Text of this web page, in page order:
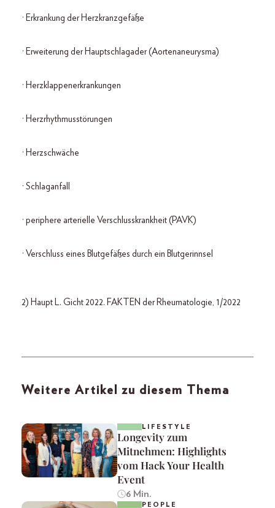
· Erkrankung der Herzkranzgefäße
· Erweiterung der Hauptschlagader (Aortenaneurysma)
· Herzklappenerkrankungen
· Herzrhythmusstörungen
· Herzschwäche
· Schlaganfall
· periphere arterielle Verschlusskrankheit (PAVK)
· Verschluss eines Blutgefäßes durch ein Blutgerinnsel
2) Haupt L. Gicht 2022. FAKTEN der Rheumatologie, 1/2022
Weitere Artikel zu diesem Thema
LIFESTYLE
Longevity zum
Mitnehmen: Highlights
vom Hack Your Health
Event
6 Min.
PEOPLE